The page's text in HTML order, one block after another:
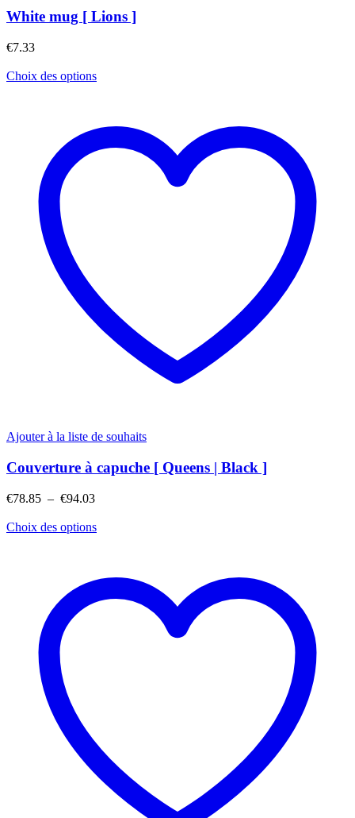
White mug [ Lions ]
€7.33
Choix des options
Ajouter à la liste de souhaits
Couverture à capuche [ Queens | Black ]
€78.85 – €94.03Plage
prix :
Choix des options